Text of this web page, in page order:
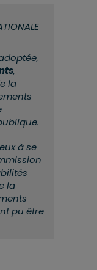
,
la
à se
la
pu être